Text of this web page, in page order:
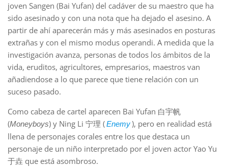
joven Sangen (Bai Yufan) del cadáver de su maestro que ha
sido asesinado y con una nota que ha dejado el asesino. A
partir de ahí aparecerán más y más asesinados en posturas
extrañas y con el mismo modus operandi. A medida que la
investigación avanza, personas de todos los ámbitos de la
vida, eruditos, agricultores, empresarios, maestros van
añadiendose a lo que parece que tiene relación con un
suceso pasado.
Como cabeza de cartel aparecen Bai Yufan 白宇帆
(Moneyboys) y Ning Li 宁理 (Enemy), pero en realidad está
llena de personajes corales entre los que destaca un
personaje de un niño interpretado por el joven actor Yao Yu
于垚 que está asombroso.